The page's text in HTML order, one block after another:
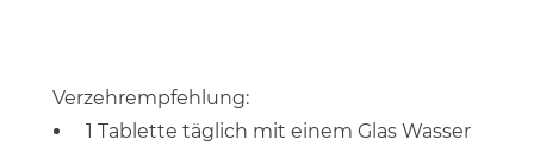
Verzehrempfehlung:
1 Tablette täglich mit einem Glas Wasser